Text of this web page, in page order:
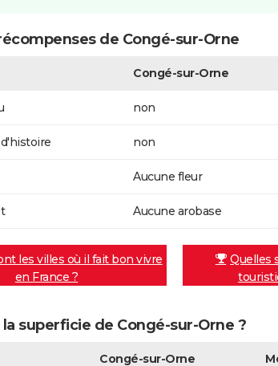
de Congé-sur-Orne
Congé-sur-Orne
non
non
Aucune fleur
Aucune arobase
les villes où il fait bon vivre
en France ?
Quelles
superficie de Congé-sur-Orne ?
Congé-sur-Orne